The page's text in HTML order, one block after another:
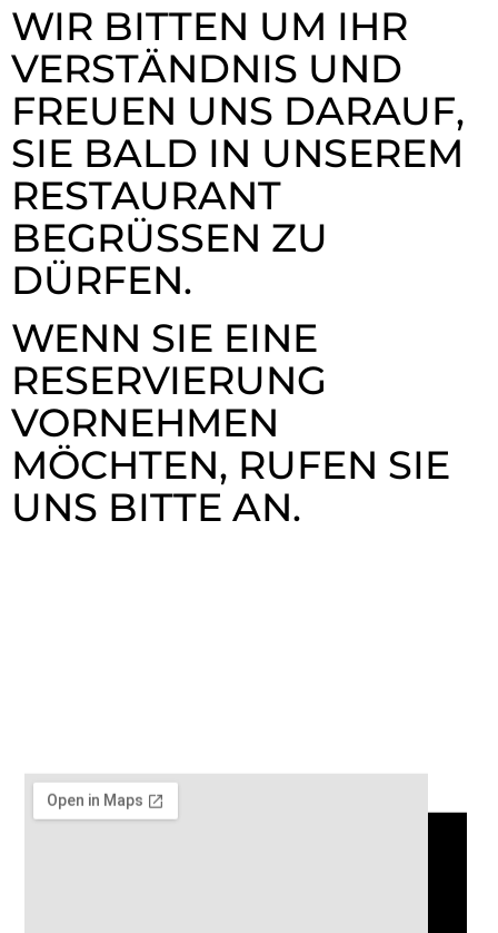
WIR BITTEN UM IHR
VERSTÄNDNIS UND
FREUEN UNS DARAUF,
SIE BALD IN UNSEREM
RESTAURANT
BEGRÜSSEN ZU D
ÜRFEN.
WENN SIE EINE
RESERVIERUNG
VORNEHMEN
MÖCHTEN, RUFEN SIE
UNS BITTE AN.